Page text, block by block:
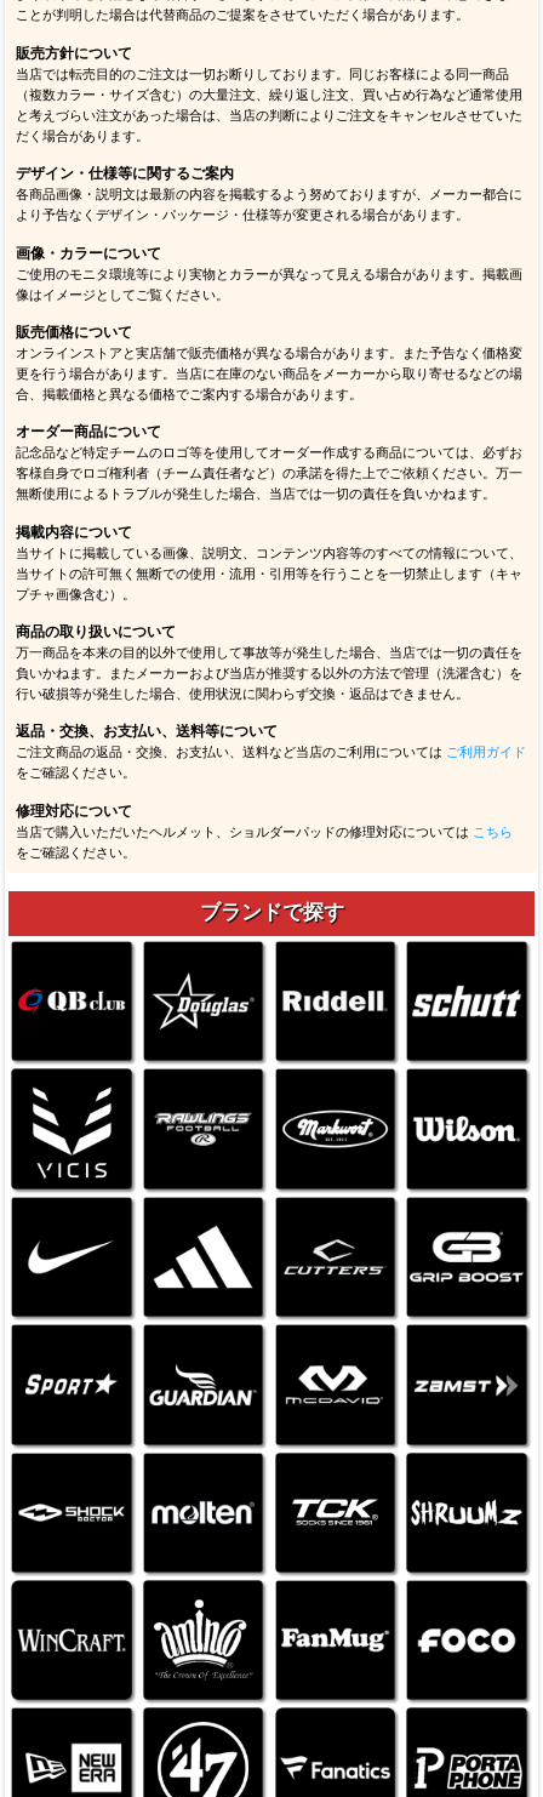
ことが判明した場合は代替商品のご提案をさせていただく場合があります。
販売方針について
当店では転売目的のご注文は一切お断りしております。同じお客様による同一商品
（複数カラー・サイズ含む）の大量注文、繰り返し注文、買い占め行為など通常使用
と考えづらい注文があった場合は、当店の判断によりご注文をキャンセルさせていた
だく場合があります。
デザイン・仕様等に関するご案内
各商品画像・説明文は最新の内容を掲載するよう努めておりますが、メーカー都合に
より予告なくデザイン・パッケージ・仕様等が変更される場合があります。
画像・カラーについて
ご使用のモニタ環境等により実物とカラーが異なって見える場合があります。掲載画
像はイメージとしてご覧ください。
販売価格について
オンラインストアと実店舗で販売価格が異なる場合があります。また予告なく価格変
更を行う場合があります。当店に在庫のない商品をメーカーから取り寄せるなどの場
合、掲載価格と異なる価格でご案内する場合があります。
オーダー商品について
記念品など特定チームのロゴ等を使用してオーダー作成する商品については、必ずお
客様自身でロゴ権利者（チーム責任者など）の承諾を得た上でご依頼ください。万一
無断使用によるトラブルが発生した場合、当店では一切の責任を負いかねます。
掲載内容について
当サイトに掲載している画像、説明文、コンテンツ内容等のすべての情報について、
当サイトの許可無く無断での使用・流用・引用等を行うことを一切禁止します（キャ
プチャ画像含む）。
商品の取り扱いについて
万一商品を本来の目的以外で使用して事故等が発生した場合、当店では一切の責任を
負いかねます。またメーカーおよび当店が推奨する以外の方法で管理（洗濯含む）を
行い破損等が発生した場合、使用状況に関わらず交換・返品はできません。
返品・交換、お支払い、送料等について
ご注文商品の返品・交換、お支払い、送料など当店のご利用については ご利用ガイド
をご確認ください。
修理対応について
当店で購入いただいたヘルメット、ショルダーパッドの修理対応については こちら
をご確認ください。
ブランドで探す